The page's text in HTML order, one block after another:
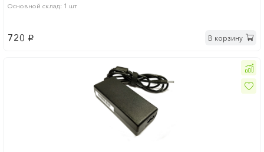
Основной склад: 1 шт
720 p В корзину